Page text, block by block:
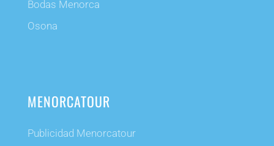
Bodas Menorca
Osona
MENORCATOUR
Publicidad Menorcatour